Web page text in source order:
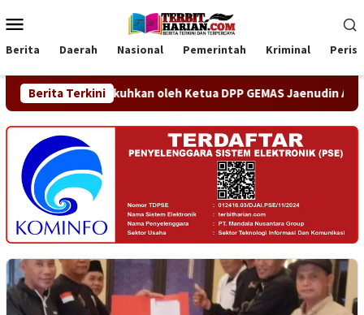
ke
kontenMobile
Berita Daerah Nasional Pemerintah Kriminal
Berita Terkini
Dikukuhkan oleh Ketua DPP GEMAS Jaenudin Alen OA